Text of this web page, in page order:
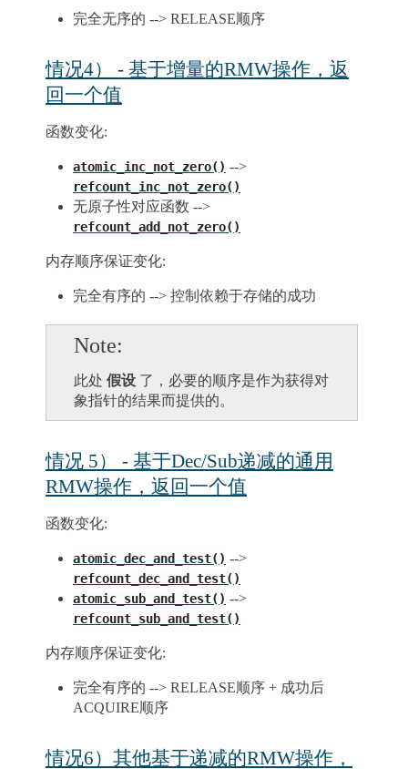
完全无序的 --> RELEASE顺序
情况4） - 基于增量的RMW操作，返
回一个值
函数变化:
atomic_inc_not_zero() -->
refcount_inc_not_zero()
无原子性对应函数 -->
refcount_add_not_zero()
内存顺序保证变化:
完全有序的 --> 控制依赖于存储的成功
Note
此处 假设 了，必要的顺序是作为获得对
象指针的结果而提供的。
情况 5） - 基于Dec/Sub递减的通用
RMW操作，返回一个值
函数变化:
atomic_dec_and_test() -->
refcount_dec_and_test()
atomic_sub_and_test() -->
refcount_sub_and_test()
内存顺序保证变化:
完全有序的 --> RELEASE顺序 + 成功后
ACQUIRE顺序
情况6）其他基于递减的RMW操作，